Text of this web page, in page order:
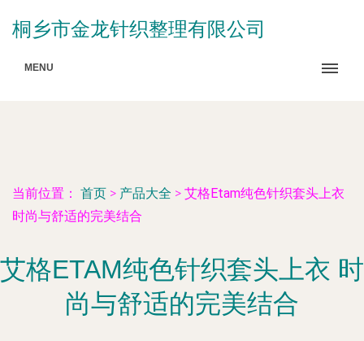
桐乡市金龙针织整理有限公司
MENU
当前位置： 首页 > 产品大全 > 艾格Etam纯色针织套头上衣
时尚与舒适的完美结合
艾格ETAM纯色针织套头上衣 时
尚与舒适的完美结合